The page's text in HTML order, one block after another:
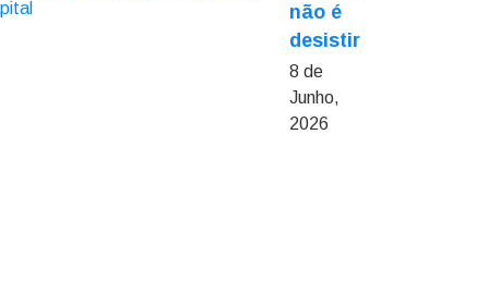
não é
desistir
8 de
Junho,
2026